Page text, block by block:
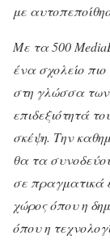
με
Με τα 500
ένα σχολείο
στη γλώσσα
επιδεξιότητά
σκέψη. Την
θα τα
σε πραγματικά
χώρος όπου η
όπου η